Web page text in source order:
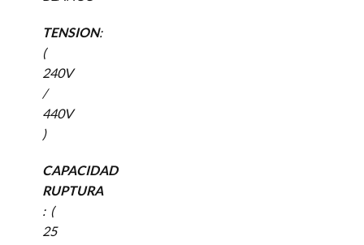
TENSION:
(
240V
/
440V
)
CAPACIDAD
RUPTURA
: (
25